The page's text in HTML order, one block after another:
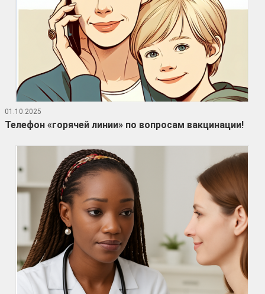
01.10.2025
Телефон «горячей линии» по вопросам вакцинации!